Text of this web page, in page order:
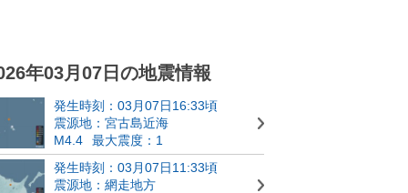
年03月07日の地震情報
発生時刻：03月07日16:33頃
震源地：宮古島近海
M4.4
最大震度：1
発生時刻：03月07日11:33頃
震源地：網走地方